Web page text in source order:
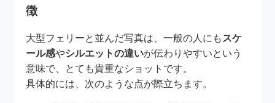
徴
大型フェリーと並んだ写真は、一般の人にも スケ
ール感やシルエットの違いが伝わりやすいという
意味で、とても貴重なショットです。
具体的には、次のような点が際立ちます。